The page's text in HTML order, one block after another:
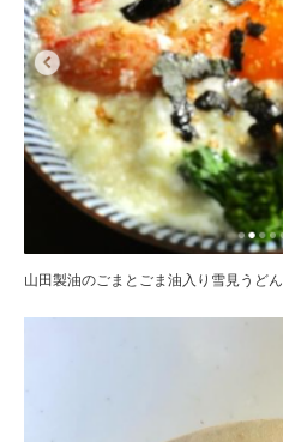
山田製油のごまとごま油入り雪見うどん